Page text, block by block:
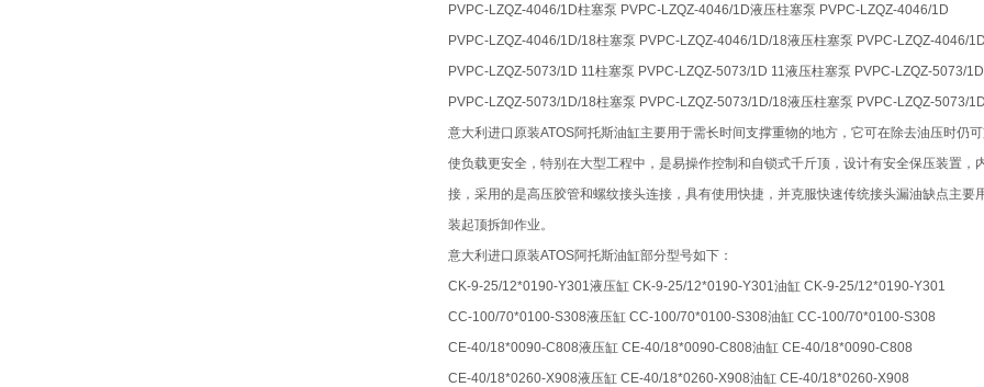
PVPC-LZQZ-4046/1D柱塞泵 PVPC-LZQZ-4046/1D液压柱塞泵 PVPC-LZQZ-4046/1D
PVPC-LZQZ-4046/1D/18柱塞泵 PVPC-LZQZ-4046/1D/18液压柱塞泵 PVPC-LZQZ-4046/
PVPC-LZQZ-5073/1D 11柱塞泵 PVPC-LZQZ-5073/1D 11液压柱塞泵 PVPC-LZQZ-5073/
PVPC-LZQZ-5073/1D/18柱塞泵 PVPC-LZQZ-5073/1D/18液压柱塞泵 PVPC-LZQZ-5073/
意大利进口原装ATOS阿托斯油缸主要用于需长时间支撑重物的地方，它可在除去油压时仍
使负载更安全，特别在大型工程中，是易操作控制和自锁式千斤顶，设计有安全保压装置
接，采用的是高压胶管和螺纹接头连接，具有使用快捷，并克服快速传统接头漏油缺点主
装起顶拆卸作业。
意大利进口原装ATOS阿托斯油缸部分型号如下：
CK-9-25/12*0190-Y301液压缸 CK-9-25/12*0190-Y301油缸 CK-9-25/12*0190-Y301
CC-100/70*0100-S308液压缸 CC-100/70*0100-S308油缸 CC-100/70*0100-S308
CE-40/18*0090-C808液压缸 CE-40/18*0090-C808油缸 CE-40/18*0090-C808
CE-40/18*0260-X908液压缸 CE-40/18*0260-X908油缸 CE-40/18*0260-X908